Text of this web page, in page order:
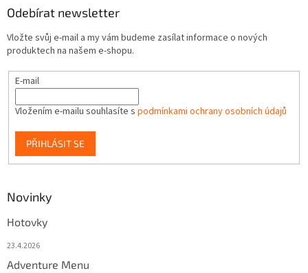
Odebírat newsletter
Vložte svůj e-mail a my vám budeme zasílat informace o nových
produktech na našem e-shopu.
E-mail
Vložením e-mailu souhlasíte s podmínkami ochrany osobních údajů
PŘIHLÁSIT SE
Novinky
Hotovky
23.4.2026
Adventure Menu